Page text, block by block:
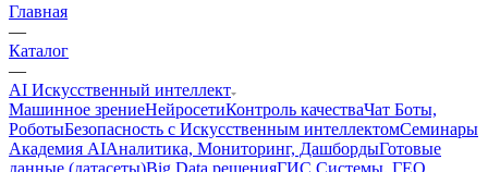
Главная
—
Каталог
—
AI Искусственный интеллект
Машинное зрениеНейросетиКонтроль качестваЧат Боты,
РоботыБезопасность с Искусственным интеллектомСеминары
Академия AIАналитика, Мониторинг, ДашбордыГотовые
данные (датасеты)Big Data решенияГИС Системы. ГЕО